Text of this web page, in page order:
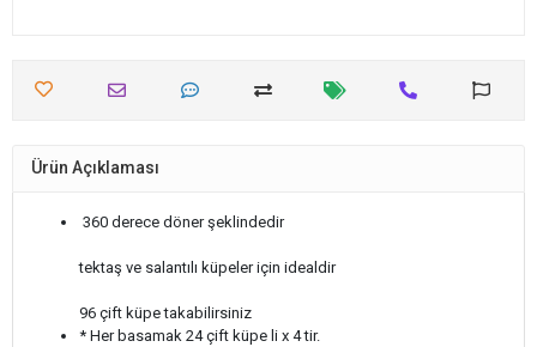
Ürün Açıklaması
360 derece döner şeklindedir
tektaş ve salantılı küpeler için idealdir
96 çift küpe takabilirsiniz
* Her basamak 24 çift küpe li x 4 tir.